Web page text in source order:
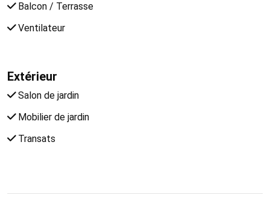
Balcon / Terrasse
Ventilateur
Extérieur
Salon de jardin
Mobilier de jardin
Transats